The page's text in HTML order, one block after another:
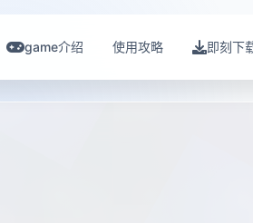
game介绍 使用攻略 即刻下